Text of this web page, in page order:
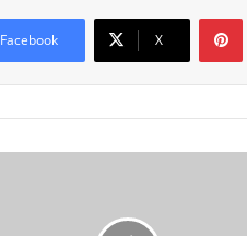
Facebook X